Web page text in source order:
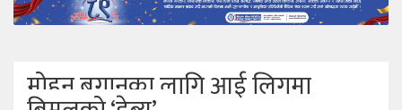
मोहन बगानका लागि आई लिगमा